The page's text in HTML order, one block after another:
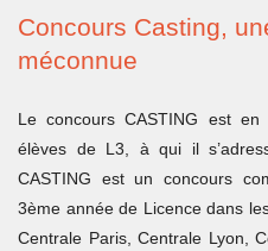
Concours Casting,
méconnue
Le concours CASTING est
élèves de L3, à qui il
CASTING est un concours
3ème année de Licence dans
Centrale Paris, Centrale Lyon,